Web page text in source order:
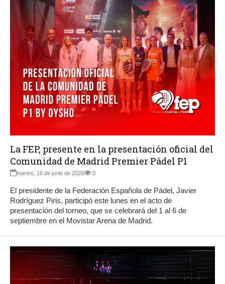
La FEP, presente en la presentación oficial del
Comunidad de Madrid Premier Pádel P1
martes, 16 de junio de 2026 0
El presidente de la Federación Española de Pádel, Javier
Rodríguez Piris, participó este lunes en el acto de
presentación del torneo, que se celebrará del 1 al 6 de
septiembre en el Movistar Arena de Madrid.